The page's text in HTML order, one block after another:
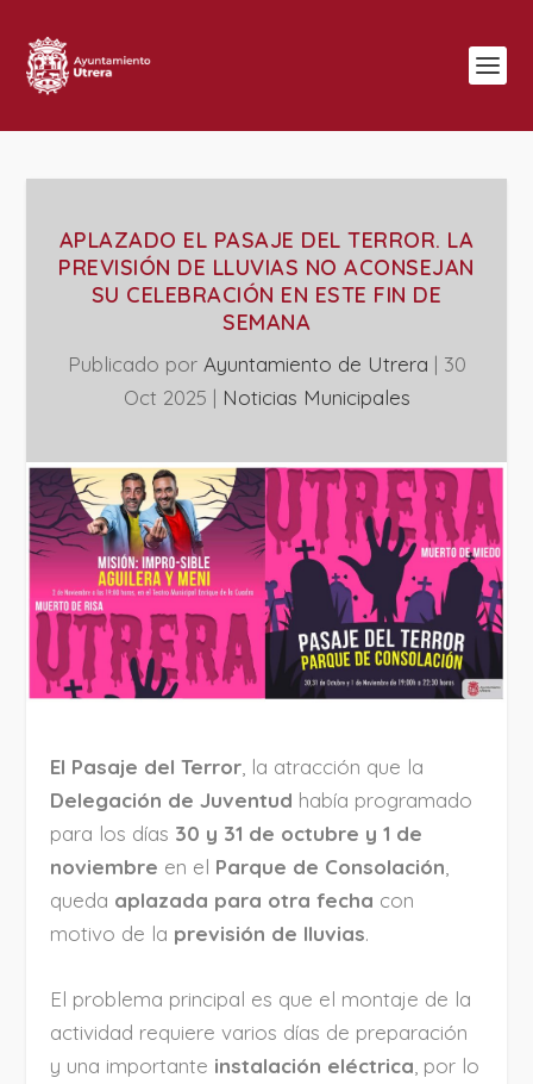
APLAZADO EL PASAJE DEL TERROR. LA
PREVISIÓN DE LLUVIAS NO ACONSEJAN
SU CELEBRACIÓN EN ESTE FIN DE
SEMANA
Publicado por Ayuntamiento de Utrera | 30
Oct 2025 | ‎Noticias Municipales
El Pasaje del Terror , la atracción que la
Delegación de Juventud había programado
para los días 30 y 31 de octubre y 1 de
noviembre en el Parque de Consolación
queda aplazada para otra fecha con
motivo de la previsión de lluvias.
El problema principal es que el montaje de la
actividad requiere varios días de preparación
y una importante instalación eléctrica , por lo